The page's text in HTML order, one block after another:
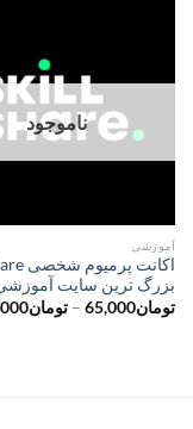
ناموجود
آموزشی
بزرگ ترین سایت
تومان65,000
– تومان